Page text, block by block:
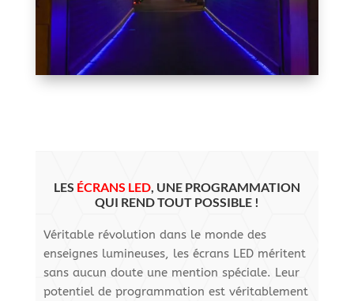
LES ÉCRANS LED, UNE PROGRAMMATION
QUI REND TOUT POSSIBLE !
Véritable révolution dans le monde des
enseignes lumineuses, les écrans LED méritent
sans aucun doute une mention spéciale. Leur
potentiel de programmation est véritablement